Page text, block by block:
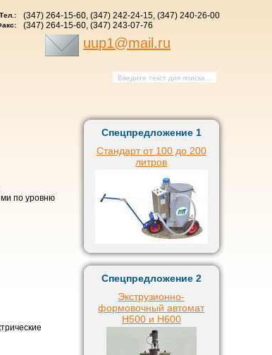
Тел.: (347) 264-15-60, (347) 242-24-15, (347) 240-26-00
(347) 264-15-60, (347) 243-07-76
uup1@mail.ru
по уровню
Спецпредложение 1
Стандарт от 100 до 200
литров
Спецпредложение 2
Экструзионно-
формовочный автомат
H500 и H600